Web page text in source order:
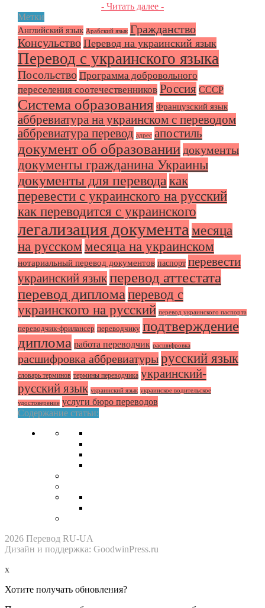
- Читать далее -
Метки
Английский язык Арабский язык Гражданство
Консульство Перевод на украинский язык
Перевод с украинского языка
Посольство Программа добровольного
переселения соотечественников Россия СССР
Система образования Французский язык
аббревиатура на украинском с переводом
аббревиатура перевод адрес апостиль
документ об образовании документы
документы гражданина Украины
документы для перевода как
перевести с украинского на русский
как переводится с украинского
легализация документа месяца
на русском месяца на украинском
нотариальный перевод документов паспорт перевести
украинский языкперевод аттестата
перевод диплома перевод с
украинского на русский перевод украинского паспорта
переводчик-фрилансер переводчику подтверждение
диплома работа переводчик расшифровка
расшифровка аббревиатуры русский язык
словарь терминов термины переводчика украинский-
русский язык украинский язык украинское водительское
удостоверение услуги бюро переводов
Содержание статьи:
2026 Перевод RU-UA
Дизайн и поддержка: GoodwinPress.ru
x
Хотите получать обновления?